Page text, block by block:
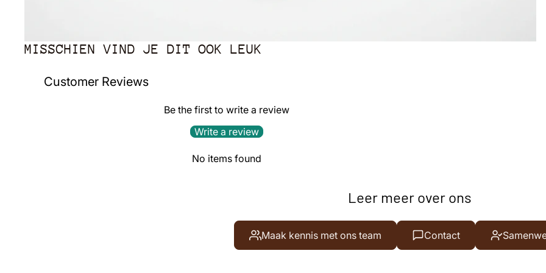
MISSCHIEN VIND JE DIT OOK LEUK
Customer Reviews
Be the first to write a review
Write a review
No items found
Leer meer over ons
Maak kennis met ons team Contact
Privacybeleid
Contactgegevens